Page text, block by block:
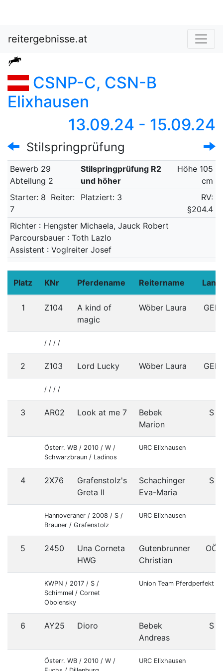
reitergebnisse.at
CSNP-C, CSN-B
Elixhausen
13.09.24 - 15.09.24
Stilspringprüfung
Bewerb 29
Abteilung 2
Stilspringprüfung R2
und höher
Höhe 105
cm
Starter: 8 Reiter:
7
Platziert: 3
RV:
§204.4
Richter : Hengster Michaela, Jauck Robert
Parcoursbauer : Toth Lazlo
Assistent : Voglreiter Josef
Platz KNr Pferdename Reitername Land
1 Z104
A kind of
magic
Wöber Laura GER
/ / / /
2 Z103 Lord Lucky Wöber Laura GER
/ / / /
3 AR02 Look at me 7
Bebek
Marion
S
Österr. WB / 2010 / W /
Schwarzbraun / Ladinos
URC Elixhausen
4 2X76
Grafenstolz's
Greta II
Schachinger
Eva-Maria
S
Hannoveraner / 2008 / S /
Brauner / Grafenstolz
URC Elixhausen
5 2450
Una Corneta
HWG
Gutenbrunner
Christian
OÖ
KWPN / 2017 / S /
Schimmel / Cornet
Obolensky
Union Team Pferdperfekt
6 AY25 Dioro
Bebek
Andreas
S
Österr. WB / 2010 / W /
URC Elixhausen